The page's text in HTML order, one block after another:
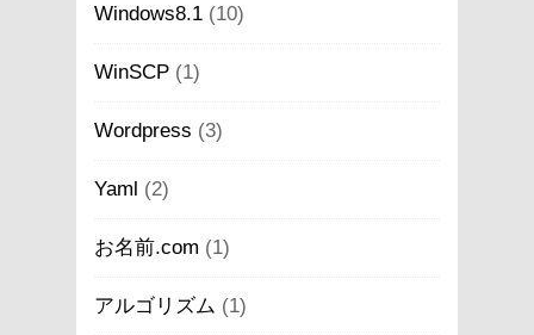
Windows8.1 (10)
WinSCP (1)
Wordpress (3)
Yaml (2)
お名前.com (1)
アルゴリズム (1)